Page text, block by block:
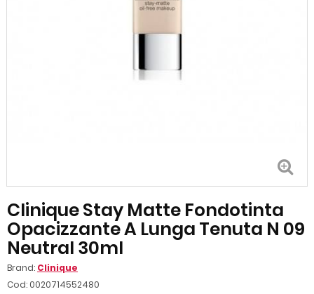
Clinique Stay Matte Fondotinta
Opacizzante A Lunga Tenuta N 09
Neutral 30ml
Brand: Clinique
Cod: 0020714552480